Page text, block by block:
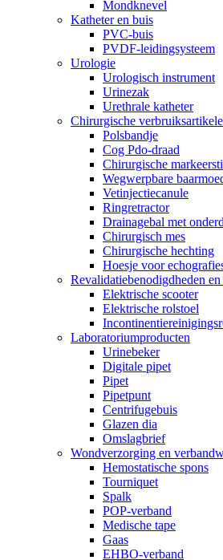
Mondknevel
Katheter en buis
PVC-buis
PVDF-leidingsysteem
Urologie
Urologisch instrument
Urinezak
Urethrale katheter
Chirurgische
Polsbandje
Cog Pdo-draad
Chirurgische
Wegwerpbare
Vetinjectiecanule
Ringretractor
Drainagebal met
Chirurgisch mes
Chirurgische hechting
Hoesje voor
Revalidatiebenodigdheden
Elektrische scooter
Elektrische rolstoel
Laboratoriumproducten
Urinebeker
Digitale pipet
Pipet
Pipetpunt
Centrifugebuis
Glazen dia
Omslagbrief
Wondverzorging en
Hemostatische spons
Tourniquet
Spalk
POP-verband
Medische tape
Gaas
EHBO-verband